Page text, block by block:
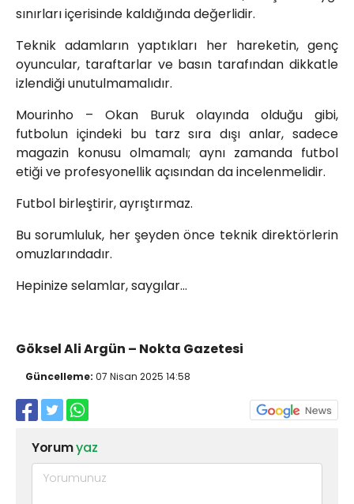
sınırları içerisinde kaldığında değerlidir.
Teknik adamların yaptıkları her hareketin, genç
oyuncular, taraftarlar ve basın tarafından dikkatle
izlendiği unutulmamalıdır.
Mourinho – Okan Buruk olayında olduğu gibi,
futbolun içindeki bu tarz sıra dışı anlar, sadece
magazin konusu olmamalı; aynı zamanda futbol
etiği ve profesyonellik açısından da incelenmelidir.
Futbol birleştirir, ayrıştırmaz.
Bu sorumluluk, her şeyden önce teknik direktörlerin
omuzlarındadır.
Hepinize selamlar, saygılar…
Göksel Ali Argün – Nokta Gazetesi
Güncelleme: 07 Nisan 2025 14:58
Yorumyaz